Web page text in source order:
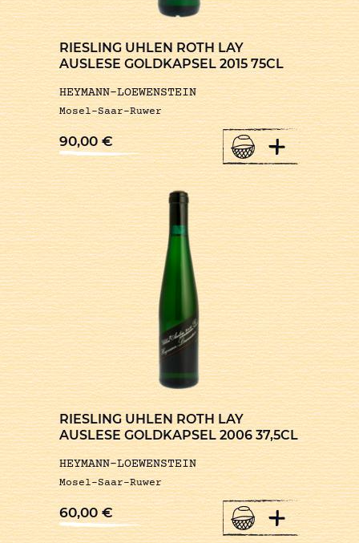
RIESLING UHLEN ROTH LAY
AUSLESE GOLDKAPSEL 2015 75CL
HEYMANN-LOEWENSTEIN
Mosel-Saar-Ruwer
90,00€ +
RIESLING UHLEN ROTH LAY
AUSLESE GOLDKAPSEL 2006 37,5CL
HEYMANN-LOEWENSTEIN
Mosel-Saar-Ruwer
60,00€ +